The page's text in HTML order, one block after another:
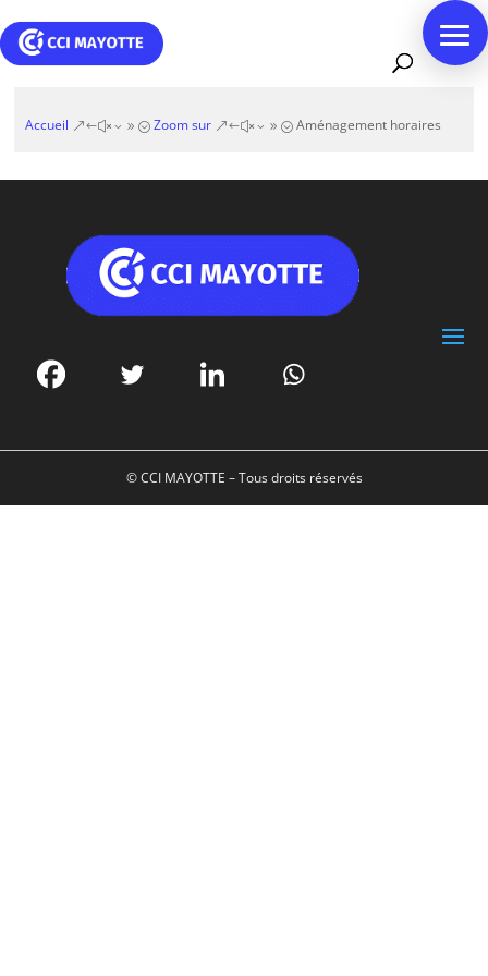
Accueil &#x39; Zoom sur &#x39; Aménagement horaires
© CCI MAYOTTE – Tous droits réservés